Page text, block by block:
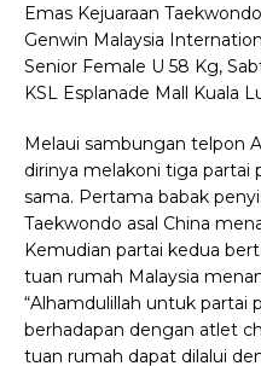
Emas Kejuaraan
Genwin Malaysia
Senior Female U 58 Kg,
KSL Esplanade Mall Kuala
Melaui sambungan telpon
dirinya melakoni tiga partai
sama. Pertama babak
Taekwondo asal China
Kemudian partai kedua
tuan rumah Malaysia
“Alhamdulillah untuk partai
berhadapan dengan atlet
tuan rumah dapat dilalui